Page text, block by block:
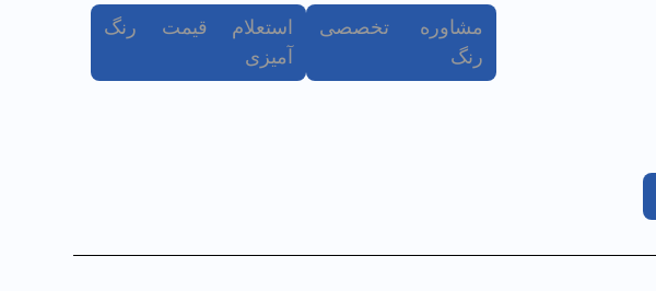
مشاوره تخصصی
رنگ
استعلام قیمت رنگ
آمیزی